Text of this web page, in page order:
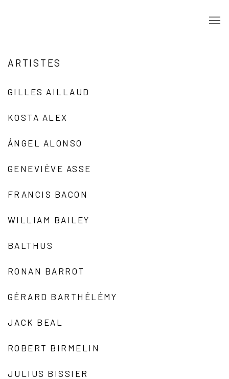
ARTISTES
GILLES AILLAUD
KOSTA ALEX
ÁNGEL ALONSO
GENEVIÈVE ASSE
FRANCIS BACON
WILLIAM BAILEY
BALTHUS
RONAN BARROT
GÉRARD BARTHÉLÉMY
JACK BEAL
ROBERT BIRMELIN
JULIUS BISSIER